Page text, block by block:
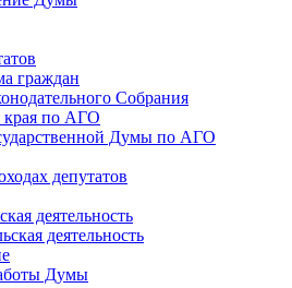
граждан
Собрания
края по АГО
Думы по АГО
депутатов
деятельность
деятельность
Думы